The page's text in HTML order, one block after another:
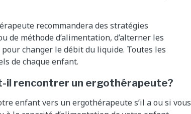
recommandera des stratégies
de méthode d’alimentation, d’alterner les
changer le débit du liquide. Toutes les
de chaque enfant.
il rencontrer un ergothérapeute?
enfant vers un ergothérapeute s’il a ou si vous